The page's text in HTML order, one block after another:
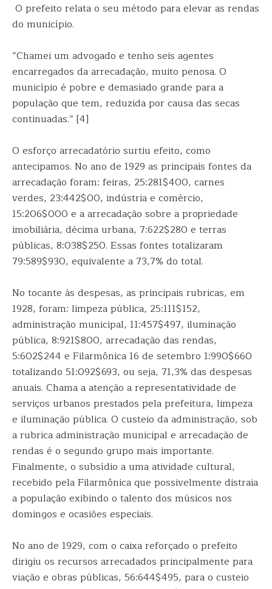
O prefeito relata o seu método para elevar as rendas
do município.
“Chamei um advogado e tenho seis agentes
encarregados da arrecadação, muito penosa. O
município é pobre e demasiado grande para a
população que tem, reduzida por causa das secas
continuadas.” [4]
O esforço arrecadatório surtiu efeito, como
antecipamos. No ano de 1929 as principais fontes da
arrecadação foram: feiras, 25:281$400, carnes
verdes, 23:442$00, indústria e comércio,
15:206$000 e a arrecadação sobre a propriedade
imobiliária, décima urbana, 7:622$280 e terras
públicas, 8:038$250. Essas fontes totalizaram
79:589$930, equivalente a 73,7% do total.
No tocante às despesas, as principais rubricas, em
1928, foram: limpeza pública, 25:111$152,
administração municipal, 11:457$497, iluminação
pública, 8:921$800, arrecadação das rendas,
5:602$244 e Filarmônica 16 de setembro 1:990$660
totalizando 51:092$693, ou seja, 71,3% das despesas
anuais. Chama a atenção a representatividade de
serviços urbanos prestados pela prefeitura, limpeza
e iluminação pública. O custeio da administração, sob
a rubrica administração municipal e arrecadação de
rendas é o segundo grupo mais importante.
Finalmente, o subsídio a uma atividade cultural,
recebido pela Filarmônica que possivelmente distraia
a população exibindo o talento dos músicos nos
domingos e ocasiões especiais.
No ano de 1929, com o caixa reforçado o prefeito
dirigiu os recursos arrecadados principalmente para
viação e obras públicas, 56:644$495, para o custeio